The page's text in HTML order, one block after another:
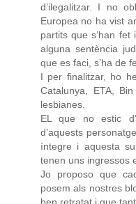
d’ilegalitzar. I no
Europea no ha vist
partits que s’han
alguna sentència
que es faci, s’ha de
I per finalitzar, ho
Catalunya, ETA,
lesbianes.
EL que no estic
d’aquests
íntegre i aquesta
tenen uns ingressos
Jo proposo que
posem als nostres
ben retratat i que